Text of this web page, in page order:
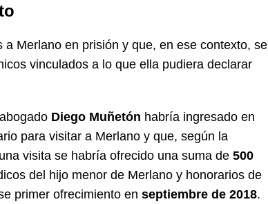
Merlano en prisión y que, en ese contexto, se
vinculados a lo que ella pudiera declarar
Diego Muñetón habría ingresado en
para visitar a Merlano y que, según la
visita se habría ofrecido una suma de 500
del hijo menor de Merlano y honorarios de
primer ofrecimiento en septiembre de 2018.